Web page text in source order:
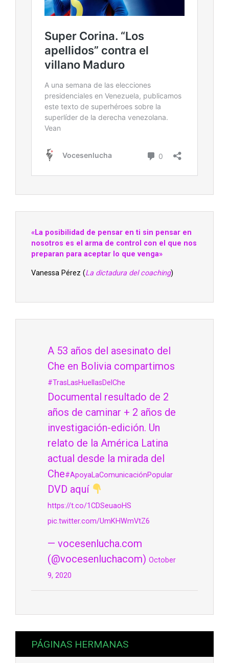
«La posibilidad de pensar en ti sin pensar en
nosotros es el arma de control con el que nos
preparan para aceptar lo que venga»
Vanessa Pérez (La dictadura del coaching)
A 53 años del asesinato del
Che en Bolivia compartimos
#TrasLasHuellasDelChe
Documental resultado de 2
años de caminar + 2 años de
investigación-edición. Un
relato de la América Latina
actual desde la mirada del
Che#ApoyaLaComunicaciónPopular
DVD aquí
https://t.co/1CDSeuaoHS
pic.twitter.com/UmKHWmVtZ6
— vocesenlucha.com
(@vocesenluchacom) October
9, 2020
PÁGINAS HERMANAS